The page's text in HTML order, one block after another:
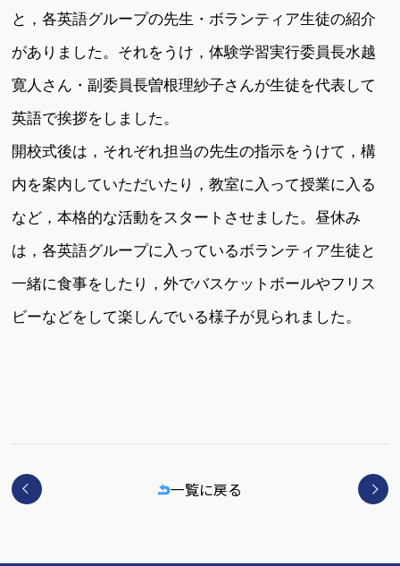
と，各英語グループの先生・ボランティア生徒の紹介
がありました。それをうけ，体験学習実行委員長水越
寛人さん・副委員長曽根理紗子さんが生徒を代表して
英語で挨拶をしました。
開校式後は，それぞれ担当の先生の指示をうけて，構
内を案内していただいたり，教室に入って授業に入る
など，本格的な活動をスタートさせました。昼休み
は，各英語グループに入っているボランティア生徒と
一緒に食事をしたり，外でバスケットボールやフリス
ビーなどをして楽しんでいる様子が見られました。
一覧に戻る